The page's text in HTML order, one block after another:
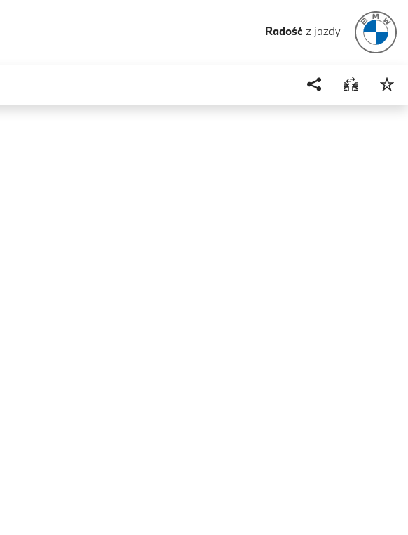
Radość z jazdy